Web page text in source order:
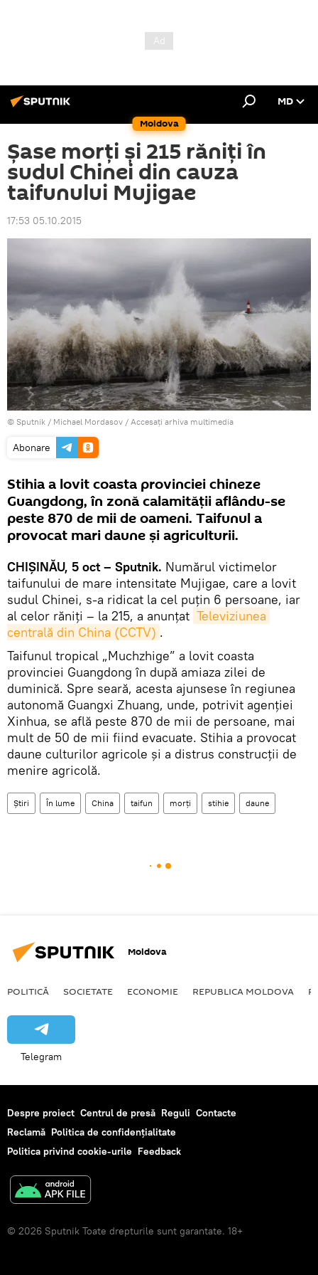
Moldova
MD
Șase morți și 215 răniți în
sudul Chinei din cauza
taifunului Mujigae
17:53 05.10.2015
© Sputnik / Michael Mordasov / Accesați arhiva multimedia
Abonare
Stihia a lovit coasta provinciei chineze
Guangdong, în zonă calamităţii aflându-se
peste 870 de mii de oameni. Taifunul a
provocat mari daune şi agriculturii.
CHIŞINĂU, 5 oct – Sputnik. Numărul victimelor
taifunului de mare intensitate Mujigae, care a lovit
sudul Chinei, s-a ridicat la cel puţin 6 persoane, iar
al celor răniți – la 215, a anunțat Televiziunea
centrală din China (CCTV) .
Taifunul tropical „Muchzhige” a lovit coasta
provinciei Guangdong în după amiaza zilei de
duminică. Spre seară, acesta ajunsese în regiunea
autonomă Guangxi Zhuang, unde, potrivit agenției
Xinhua, se află peste 870 de mii de persoane, mai
mult de 50 de mii fiind evacuate. Stihia a provocat
daune culturilor agricole și a distrus construcții de
menire agricolă.
Știri În lume China taifun morţi stihie daune
Moldova
POLITICĂ SOCIETATE ECONOMIE REPUBLICA MOLDOVA
Telegram
Despre proiect Centrul de presă Reguli Contacte
Reclamă Politica de confidențialitate
Politica privind cookie-urile Feedback
© 2026 Sputnik Toate drepturile sunt garantate. 18+